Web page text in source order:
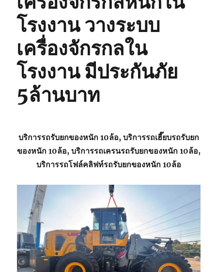
โรงงาน วางระบบ
เครื่องจักรกลใน
โรงงาน มีประกันภัย
5ล้านบาท
บริการรถรับยกของหนัก 10ล้อ, บริการรถเฮี๊ยบรถรับยก
ของหนัก 10ล้อ, บริการรถเครนรถรับยกของหนัก 10ล้อ,
บริการรถโฟล์คลิฟท์รถรับยกของหนัก 10ล้อ